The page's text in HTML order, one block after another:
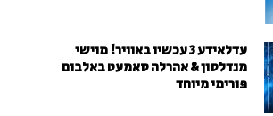
עדלאידע 3 עכשיו באוויר! מוישי
מנדלסון & אהרלה סאמעט באלבום
פורימי מיוחד